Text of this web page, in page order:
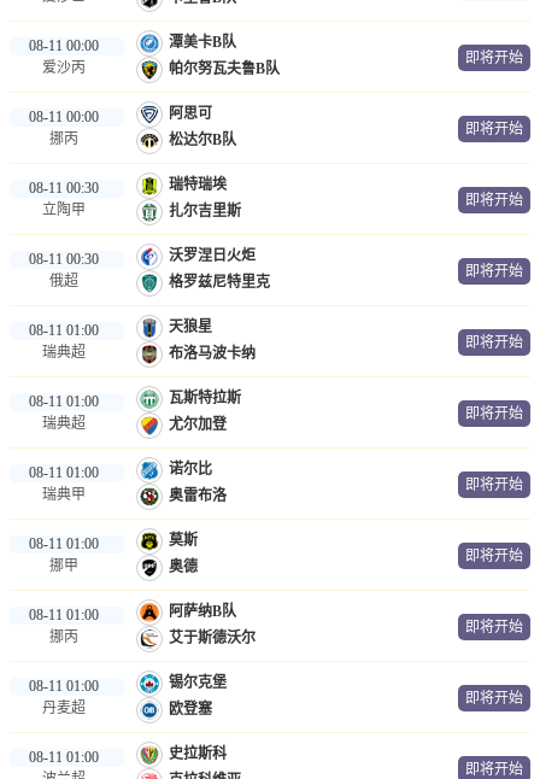
08-11 00:00
爱沙丙
潭美卡B队
帕尔努瓦夫鲁B队
即将开始
08-11 00:00
挪丙
阿思可
松达尔B队
即将开始
08-11 00:30
立陶甲
瑞特瑞埃
扎尔吉里斯
即将开始
08-11 00:30
俄超
沃罗涅日火炬
格罗兹尼特里克
即将开始
08-11 01:00
瑞典超
天狼星
布洛马波卡纳
即将开始
08-11 01:00
瑞典超
瓦斯特拉斯
尤尔加登
即将开始
08-11 01:00
瑞典甲
诺尔比
奥雷布洛
即将开始
08-11 01:00
挪甲
莫斯
奥德
即将开始
08-11 01:00
挪丙
阿萨纳B队
艾于斯德沃尔
即将开始
08-11 01:00
丹麦超
锡尔克堡
欧登塞
即将开始
08-11 01:00
史拉斯科
即将开始